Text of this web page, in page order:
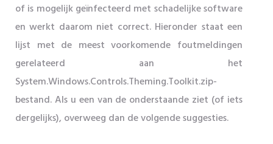
of is mogelijk geïnfecteerd met schadelijke software
en werkt daarom niet correct. Hieronder staat een
lijst met de meest voorkomende foutmeldingen
gerelateerd aan het
System.Windows.Controls.Theming.Toolkit.zip-
bestand. Als u een van de onderstaande ziet (of iets
dergelijks), overweeg dan de volgende suggesties.